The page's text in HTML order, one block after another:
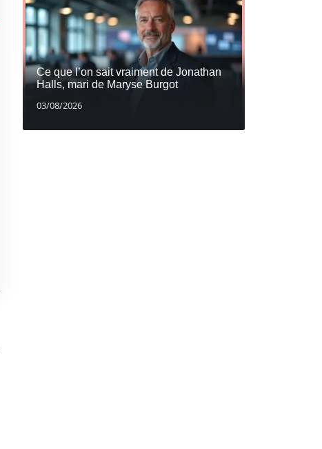
Ce que l’on sait vraiment de Jonathan
Halls, mari de Maryse Burgot
03/08/2026